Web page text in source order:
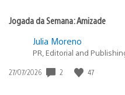
Jogada da Semana: Amizade
Julia Moreno
PR, Editorial and
Data
27/07/2026 2 47